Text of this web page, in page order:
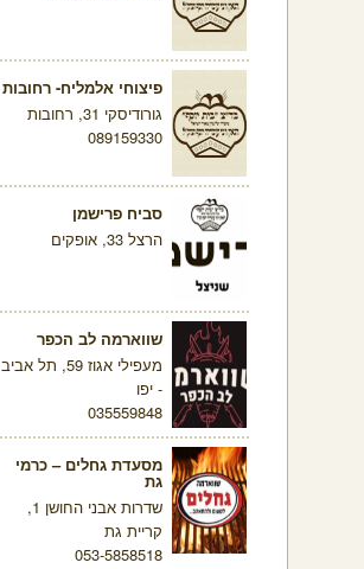
פיצוחי אלמליח- רחובות
גורודיסקי 31, רחובות
089159330
סביח פרישמן
הרצל 33, אופקים
שווארמה לב הכפר
מעפילי אגוז 59, תל אביב
- יפו
035559848
מסעדת גחלים – כרמי
גת
שדרות אבני החושן 1,
קריית גת
053-5858518